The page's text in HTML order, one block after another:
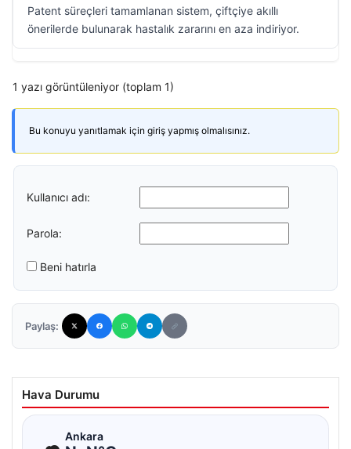
Patent süreçleri tamamlanan sistem, çiftçiye akıllı
önerilerde bulunarak hastalık zararını en aza indiriyor.
1 yazı görüntüleniyor (toplam 1)
Bu konuyu yanıtlamak için giriş yapmış olmalısınız.
Kullanıcı adı:
Parola:
Beni hatırla
Paylaş:
Hava Durumu
Ankara